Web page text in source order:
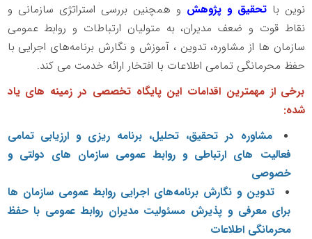
نوین باتحقیق و پژوهش و همچنین بررسی استراتژی سازمانی و
نقاط قوت و ضعف مدیران، به متولیان ارتباطات و روابط عمومی
سازمان ها از مشاوره، تدوین ، آموزش و نگارش برنامه‌های اجرایی با
حفظ محرمانگی تمامی اطلاعات با افتخار ارائه خدمت می کند.
برخی از مهمترین اقدامات این پایگاه تخصصی در زمینه های یاد
شده:
مشاوره در تحقیق، تحلیل، برنامه ریزی و ارزیابی تمامی
فعالیت های ارتباطی و روابط عمومی سازمان های دولتی و
خصوصی
تدوین و نگارش برنامه‌های اجرایی روابط عمومی سازمان ها
برای معرفی و پذیرش مسئولیت مدیران روابط عمومی با حفظ
محرمانگی اطلاعات